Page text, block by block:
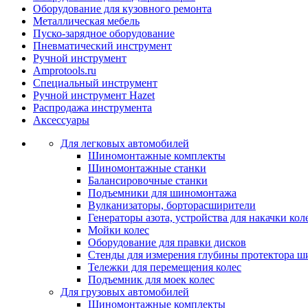
Оборудование для кузовного ремонта
Металлическая мебель
Пуско-зарядное оборудование
Пневматический инструмент
Ручной инструмент
Amprotools.ru
Специальный инструмент
Ручной инструмент Hazet
Распродажа инструмента
Аксессуары
Для легковых автомобилей
Шиномонтажные комплекты
Шиномонтажные станки
Балансировочные станки
Подъемники для шиномонтажа
Вулканизаторы, борторасширители
Генераторы азота, устройства для накачки
Мойки колес
Оборудование для правки дисков
Стенды для измерения глубины протектора
Тележки для перемещения колес
Подъемник для моек колеc
Для грузовых автомобилей
Шиномонтажные комплекты